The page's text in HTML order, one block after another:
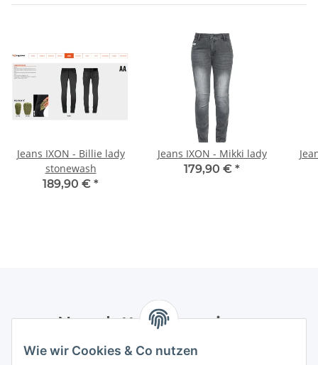
Wie wir Cookies & Co nutzen
Jeans IXON - Billie lady
stonewash
189,90 € *
Jeans IXON - Mikki lady
179,90 € *
Newsletter Abonnieren
Bitte senden Sie mir entsprechend Ihrer